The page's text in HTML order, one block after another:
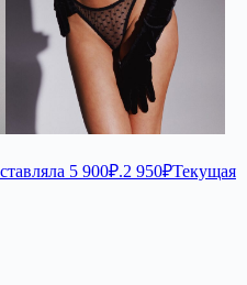
5 900₽.2 950₽Текущая